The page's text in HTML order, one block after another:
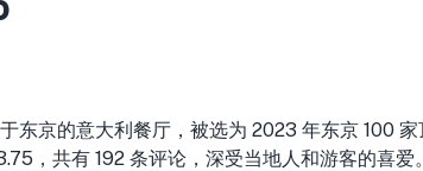
东京的意大利餐厅，被选为 2023 年东京 100
，共有 192 条评论，深受当地人和游客的喜